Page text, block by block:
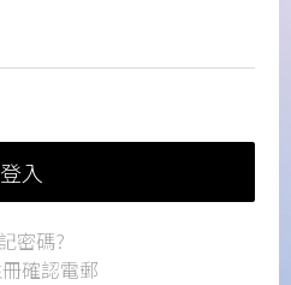
登入
密碼?
確認電郵